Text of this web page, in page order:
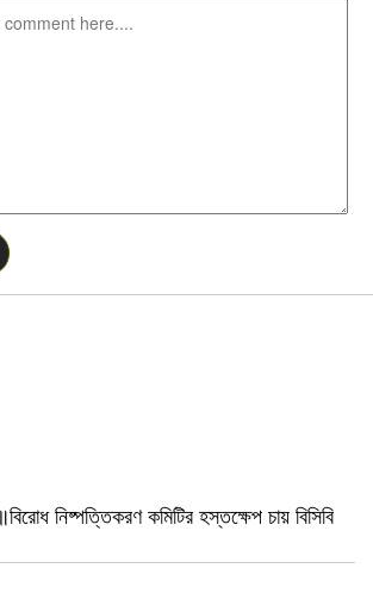
নিষ্পত্তিকরণ কমিটির হস্তক্ষেপ চায় বিসিবি